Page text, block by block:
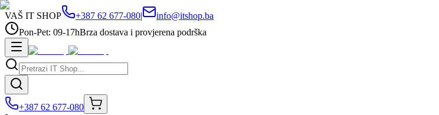
VAŠ IT SHOP +387 62 677-080|
info@itshop.ba
Pon-Pet: 09-17hBrza dostava i provjerena podrška
+387 62 677-080